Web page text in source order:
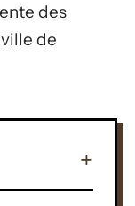
des
de